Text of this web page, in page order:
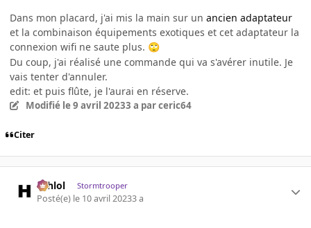
Dans mon placard, j'ai mis la main sur un ancien adaptateur
et la combinaison équipements exotiques et cet adaptateur la
connexion wifi ne saute plus. 🙄
Du coup, j'ai réalisé une commande qui va s'avérer inutile. Je
vais tenter d'annuler.
edit: et puis flûte, je l'aurai en réserve.
Modifié le 9 avril 20233 a par ceric64
Citer
ashlol Stormtrooper
Posté(e) le 10 avril 20233 a